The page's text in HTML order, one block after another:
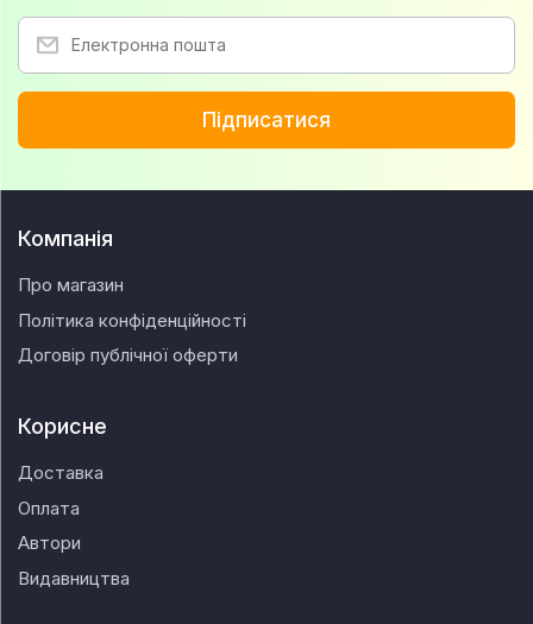
Підписатися
Компанія
Про магазин
Політика конфіденційності
Договір публічної оферти
Корисне
Доставка
Оплата
Автори
Видавництва